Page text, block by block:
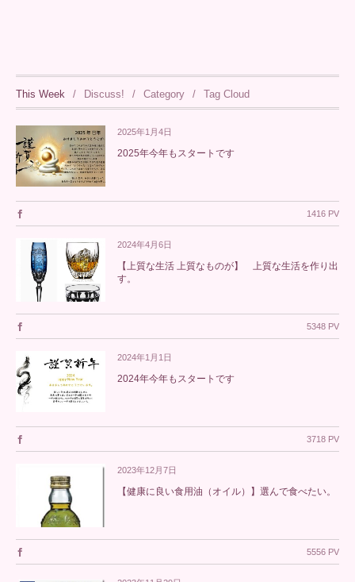
This Week Discuss! Category Tag Cloud
2025年1月4日
2025年今年もスタートです
1416 PV
2024年4月6日
【上質な生活 上質なものが】 上質な生活を作り出
す。
5348 PV
2024年1月1日
2024年今年もスタートです
3718 PV
2023年12月7日
【健康に良い食用油（オイル）】選んで食べたい。
5556 PV